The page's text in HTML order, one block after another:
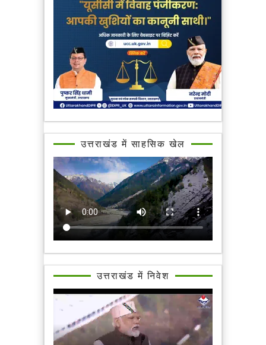
उत्तराखंड में साहसिक खेल
उत्तराखंड में निवेश